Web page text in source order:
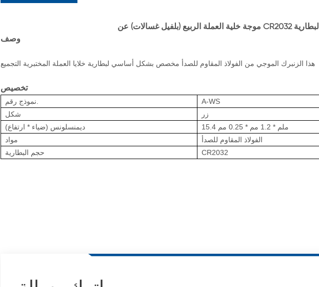
موجة خلية العملة الربيع (بلفيل غسالات) عن CR2032 البطارية
وصف
هذا الزنبرك الموجي من الفولاذ المقاوم للصدأ مخصص بشكل أساسي لبطارية خلايا العملة المختبرية التجميع
تخصيص
A-WS
شكل
زر
ديمنسلونس (ضياء * ارتفاع)
15.4 ملم * 1.2 مم * 0.25 مم
مواد
الفولاذ المقاوم للصدأ
حجم البطارية
CR2032